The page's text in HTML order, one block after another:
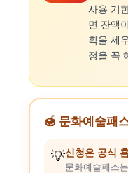
사용 기
면 잔액
획을 세
정을 꼭
🍯 문화예술패
💡신청은 공식
문화예술패스